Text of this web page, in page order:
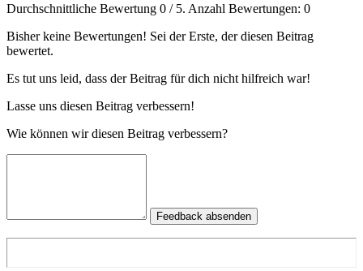
Durchschnittliche Bewertung 0 / 5. Anzahl Bewertungen: 0
Bisher keine Bewertungen! Sei der Erste, der diesen Beitrag
bewertet.
Es tut uns leid, dass der Beitrag für dich nicht hilfreich war!
Lasse uns diesen Beitrag verbessern!
Wie können wir diesen Beitrag verbessern?
Feedback absenden